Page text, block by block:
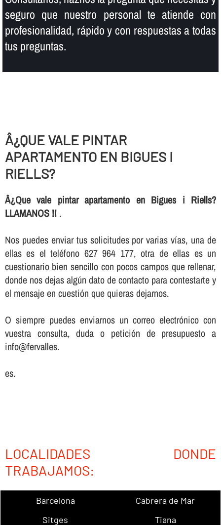
seguro que nuestro personal te atiende con
profesionalidad, rápido y con respuestas a todas
tus preguntas.
Â¿QUE VALE PINTAR
APARTAMENTO EN BIGUES I
RIELLS?
Â¿Que vale pintar apartamento en Bigues i Riells?
LLAMANOS !! .
Nos puedes enviar tus solicitudes por varias ví­as, una de
ellas es el teléfono 627 964 177, otra de ellas es un
cuestionario bien sencillo con pocos campos que rellenar,
donde nos dejas algún dato de contacto para contestarte y
el mensaje en cuestión que quieras dejarnos.
O siempre puedes enviarnos un correo electrónico con
vuestra consulta, duda o petición de presupuesto a
info@fervalles.
es.
LOCALIDADES DONDE
TRABAJAMOS:
Barcelona
Cabrera de Mar
Sitges
Tiana